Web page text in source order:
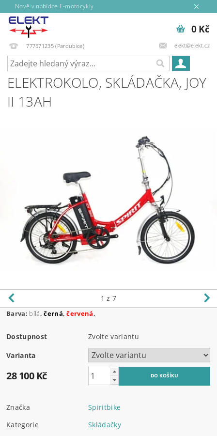
Nově v nabídce E-motocykly
777571235 (Pardubice) elekt@elekt.cz
0 Kč
ELEKTROKOLO, SKLÁDAČKA, JOY
II 13AH
1 z 7
Barva: bílá,černá, červená,
Dostupnost Zvolte variantu
Varianta
28 100 Kč
Značka
Spiritbike
Kategorie
Skládačky